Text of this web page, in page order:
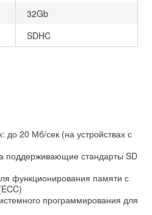
32Gb
SDHC
до 20 Мб/сек (на устройствах с
поддерживающие стандарты SD
функционирования памяти с
программирования для